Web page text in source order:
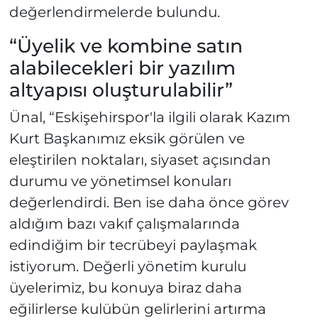
değerlendirmelerde bulundu.
“Üyelik ve kombine satın
alabilecekleri bir yazılım
altyapısı oluşturulabilir”
Ünal, “Eskişehirspor'la ilgili olarak Kazım
Kurt Başkanımız eksik görülen ve
eleştirilen noktaları, siyaset açısından
durumu ve yönetimsel konuları
değerlendirdi. Ben ise daha önce görev
aldığım bazı vakıf çalışmalarında
edindiğim bir tecrübeyi paylaşmak
istiyorum. Değerli yönetim kurulu
üyelerimiz, bu konuya biraz daha
eğilirlerse kulübün gelirlerini artırma